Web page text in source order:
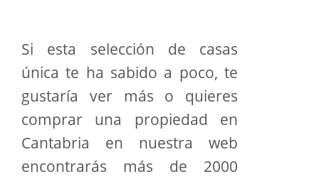
Si esta selección de casas
única te ha sabido a poco, te
gustaría ver más o quieres
comprar una propiedad en
Cantabria en nuestra web
encontrarás más de 2000